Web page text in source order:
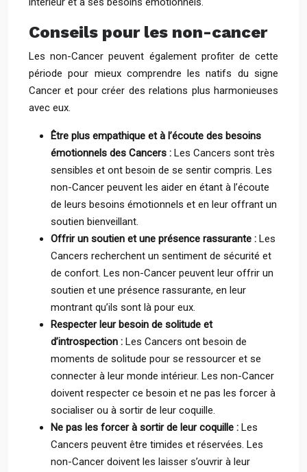
Conseils pour les non-cancer
Les non-Cancer peuvent également profiter de cette
période pour mieux comprendre les natifs du signe
Cancer et pour créer des relations plus harmonieuses
avec eux.
Être plus empathique et à l’écoute des besoins
émotionnels des Cancers : Les Cancers sont très
sensibles et ont besoin de se sentir compris. Les
non-Cancer peuvent les aider en étant à l’écoute
de leurs besoins émotionnels et en leur offrant un
soutien bienveillant.
Offrir un soutien et une présence rassurante : Les
Cancers recherchent un sentiment de sécurité et
de confort. Les non-Cancer peuvent leur offrir un
soutien et une présence rassurante, en leur
montrant qu’ils sont là pour eux.
Respecter leur besoin de solitude et
d’introspection : Les Cancers ont besoin de
moments de solitude pour se ressourcer et se
connecter à leur monde intérieur. Les non-Cancer
doivent respecter ce besoin et ne pas les forcer à
socialiser ou à sortir de leur coquille.
Ne pas les forcer à sortir de leur coquille : Les
Cancers peuvent être timides et réservées. Les
non-Cancer doivent les laisser s’ouvrir à leur